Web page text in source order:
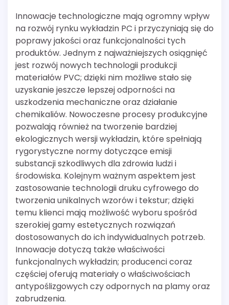
Innowacje technologiczne mają ogromny wpływ
na rozwój rynku wykładzin PC i przyczyniają się do
poprawy jakości oraz funkcjonalności tych
produktów. Jednym z najważniejszych osiągnięć
jest rozwój nowych technologii produkcji
materiałów PVC; dzięki nim możliwe stało się
uzyskanie jeszcze lepszej odporności na
uszkodzenia mechaniczne oraz działanie
chemikaliów. Nowoczesne procesy produkcyjne
pozwalają również na tworzenie bardziej
ekologicznych wersji wykładzin, które spełniają
rygorystyczne normy dotyczące emisji
substancji szkodliwych dla zdrowia ludzi i
środowiska. Kolejnym ważnym aspektem jest
zastosowanie technologii druku cyfrowego do
tworzenia unikalnych wzorów i tekstur; dzięki
temu klienci mają możliwość wyboru spośród
szerokiej gamy estetycznych rozwiązań
dostosowanych do ich indywidualnych potrzeb.
Innowacje dotyczą także właściwości
funkcjonalnych wykładzin; producenci coraz
częściej oferują materiały o właściwościach
antypoślizgowych czy odpornych na plamy oraz
zabrudzenia.